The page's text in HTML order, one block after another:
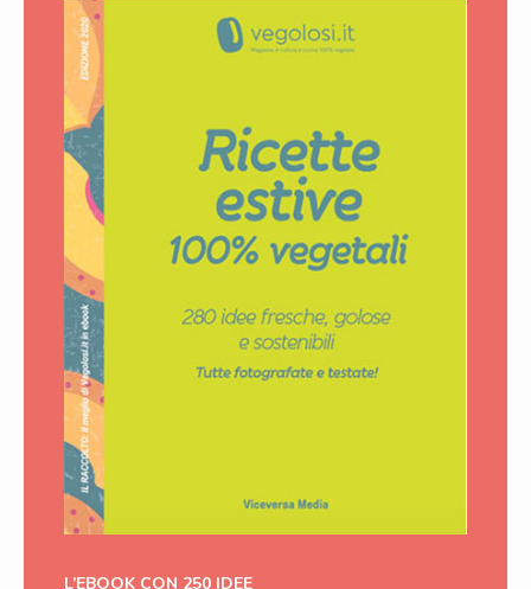
L’EBOOK CON 250 IDEE